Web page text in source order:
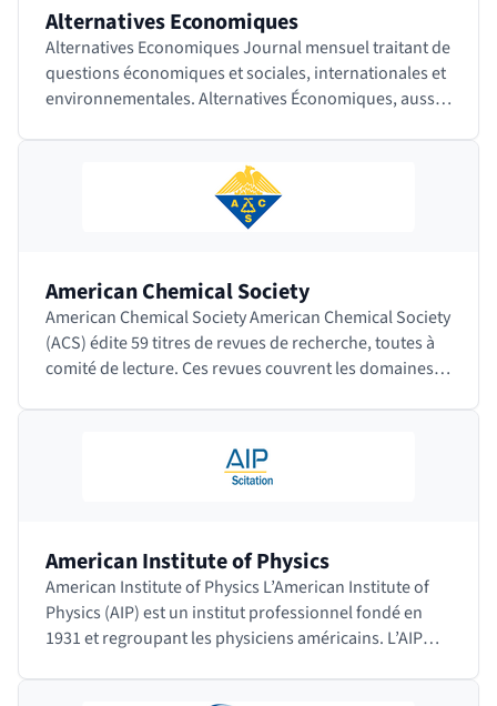
Alternatives Economiques
Alternatives Economiques Journal mensuel traitant de
questions économiques et sociales, internationales et
environnementales. Alternatives Économiques, aussi
American Chemical Society
American Chemical Society American Chemical Society
(ACS) édite 59 titres de revues de recherche, toutes à
comité de lecture. Ces revues couvrent les domaines
American Institute of Physics
American Institute of Physics L’American Institute of
Physics (AIP) est un institut professionnel fondé en
1931 et regroupant les physiciens américains. L’AIP